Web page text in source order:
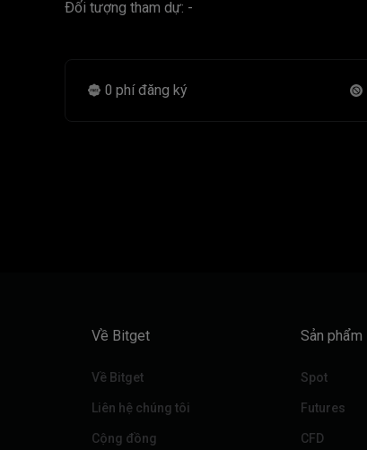
Đối tượng tham dự: -
0 phí đăng ký
Về Bitget
Về Bitget
Liên hệ chúng tôi
Cộng đồng
Sản phẩm
Spot
Futures
CFD